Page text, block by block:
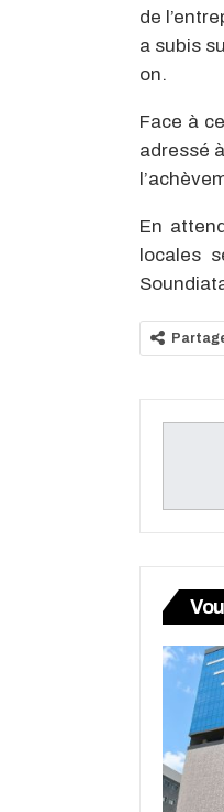
de
a subis
on.
Face à
adressé
En
locales